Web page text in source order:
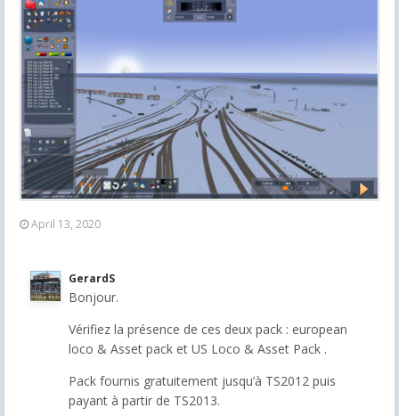
April 13, 2020
GerardS
Bonjour.
Vérifiez la présence de ces deux pack : european
loco & Asset pack et US Loco & Asset Pack .
Pack fournis gratuitement jusqu’à TS2012 puis
payant à partir de TS2013.